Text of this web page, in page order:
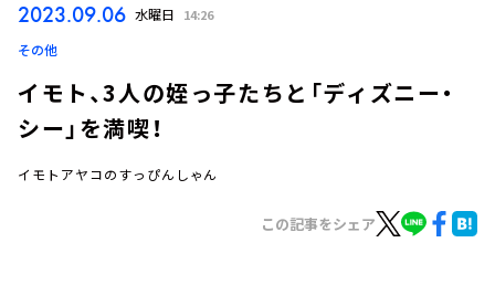
2023.09.06 水曜日 14:26
その他
イモト、3人の姪っ子たちと「ディズニー・
シー」を満喫！
イモトアヤコのすっぴんしゃん
この記事をシェア